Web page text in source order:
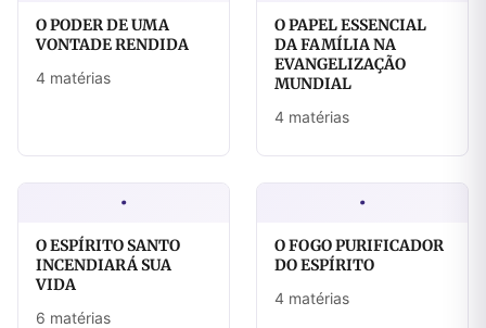
O PODER DE UMA
VONTADE RENDIDA
4 matérias
O PAPEL ESSENCIAL
DA FAMÍLIA NA
EVANGELIZAÇÃO
MUNDIAL
4 matérias
·
O ESPÍRITO SANTO
INCENDIARÁ SUA
VIDA
6 matérias
·
O FOGO PURIFICADOR
DO ESPÍRITO
4 matérias